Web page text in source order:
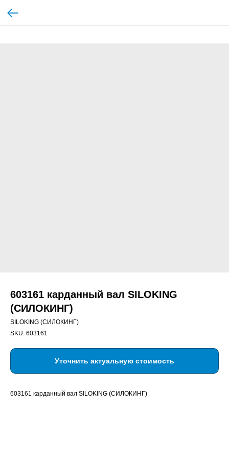
603161 карданный вал SILOKING
(СИЛОКИНГ)
SILOKING (СИЛОКИНГ)
SKU: 603161
Уточнить актуальную стоимость
603161 карданный вал SILOKING (СИЛОКИНГ)